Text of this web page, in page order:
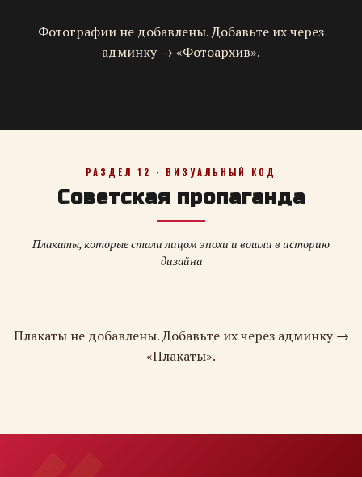
Фотографии не добавлены. Добавьте их через
админку → «Фотоархив».
РАЗДЕЛ 12 · ВИЗУАЛЬНЫЙ КОД
Советская пропаганда
Плакаты, которые стали лицом эпохи и вошли в историю
дизайна
Плакаты не добавлены. Добавьте их через админку →
«Плакаты».